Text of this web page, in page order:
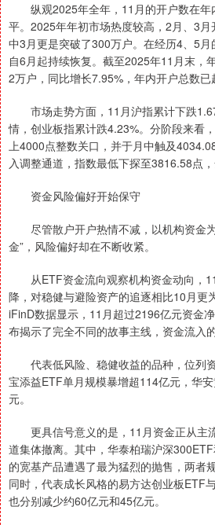
纵观2025年全年，11月的开户数在年
平。2025年年初市场热度较高，2月、3
中3月更是突破了300万户。在经历4、5
自6月起持续恢复。截至2025年11月末，
2万户，同比增长7.95%，年内开户总数已
市场走势方面，11月沪指累计下跌
情，创业板指累计跌4.23%。分阶段来看
上4000点整数关口，并于月中触及
入调整通道，指数最低下探至3816.58点，
资金风险偏好开始保守
尽管散户开户热情不减，以机构资金为
金”，风险偏好却在不断收紧。
从ETF资金流向观察机构资金动向，
降，对稳健与避险资产的追逐相比10月更
iFinD数据显示，11月超过2196亿元资金
布揭示了完全不同的故事主线，资金流入
代表低风险、稳健收益的品种，位列
宝添益ETF单月规模暴增超114亿元，华
元。
更具信号意义的是，11月资金正从主
道集体撤离。其中，华泰柏瑞沪深
的宽基产品遭遇了最为猛烈的抛售，两者
同时，代表成长风格的易方达创业板ETF
也分别减少约60亿元和45亿元。